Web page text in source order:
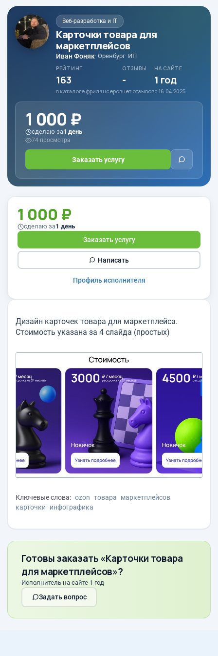
Веб-разработка и IT
Карточки товара для
маркетплейсов
Иван Фоняк· Оренбург· ИП
РЕЙТИНГ
163
в каталоге фрилансеров
ОТЗЫВЫ
-
нет отзывов
НА САЙТЕ
1 год
с 16.04.2025
1 000 ₽
сделаю за1 день
74 просмотра
Заказать услугу
Дизайн карточек товара для маркетплейса.
Стоимость указана за 4 слайда (простых)
Ключевые слова: ozon товара
маркетплейсов
карточки
инфографика
Готовы заказать «Карточки товара
для маркетплейсов»?
Исполнитель на сайте 1 год
Задать вопрос
1 000 ₽
сделаю за1 день
Заказать услугу
Написать
Профиль исполнителя